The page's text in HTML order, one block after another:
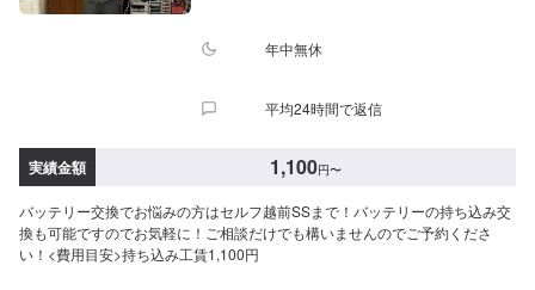
年中無休
平均24時間で返信
実績金額 1,100円〜
バッテリー交換でお悩みの方はセルフ越前SSまで！バッテリーの持ち込み交
換も可能ですのでお気軽に！ご相談だけでも構いませんのでご予約くださ
い！<費用目安>持ち込み工賃1,100円